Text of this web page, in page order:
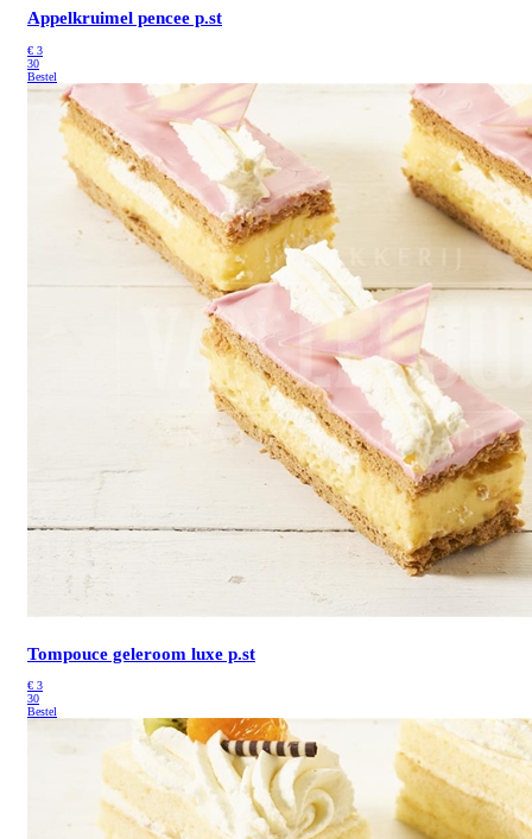
Appelkruimel pencee p.st
€ 3
30
Bestel
Tompouce geleroom luxe p.st
€ 3
30
Bestel